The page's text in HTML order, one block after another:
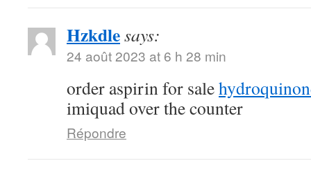
Hzkdlesays:
24 août 2023 at 6 h 28 min
order aspirin for sale
imiquad over the counter
Répondre